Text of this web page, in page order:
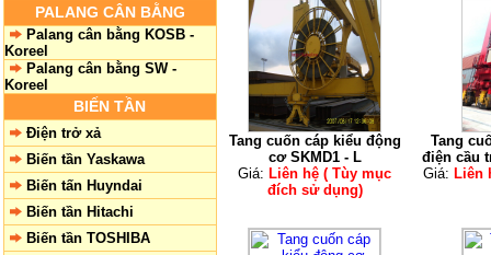
PALANG CÂN BẰNG
Palang cân bằng KOSB -
Koreel
Palang cân bằng SW -
Koreel
BIẾN TẦN
Điện trở xả
Biến tần Yaskawa
Biến tấn Huyndai
Biến tần Hitachi
Biến tần TOSHIBA
Tang cuốn cáp kiểu động
cơ SKMD1 - L
Giá: Liên hệ ( Tùy mục
đích sử dụng)
Tang
điện cầu
Giá: Liên